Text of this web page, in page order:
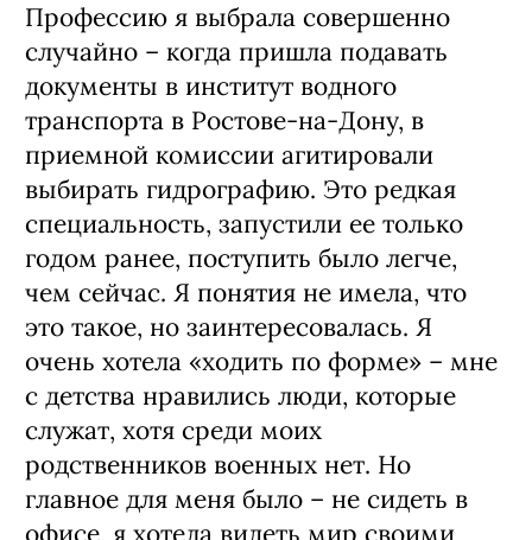
Профессию я выбрала совершенно
случайно – когда пришла подавать
документы в институт водного
транспорта в Ростове-на-Дону, в
приемной комиссии агитировали
выбирать гидрографию. Это редкая
специальность, запустили ее только
годом ранее, поступить было легче,
чем сейчас. Я понятия не имела, что
это такое, но заинтересовалась. Я
очень хотела «ходить по форме» – мне
с детства нравились люди, которые
служат, хотя среди моих
родственников военных нет. Но
главное для меня было – не сидеть в
офисе, я хотела видеть мир своими